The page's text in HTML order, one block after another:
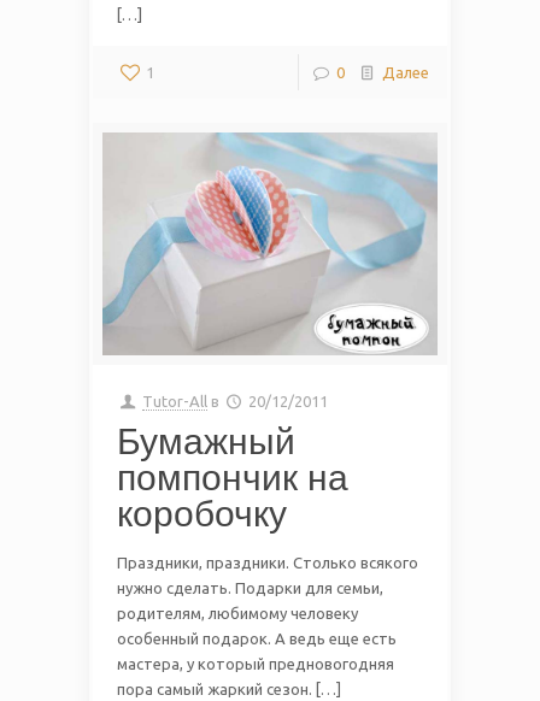
[…]
1 0 Далее
Tutor-All в 20/12/2011
Бумажный
помпончик на
коробочку
Праздники, праздники. Столько всякого
нужно сделать. Подарки для семьи,
родителям, любимому человеку
особенный подарок. А ведь еще есть
мастера, у который предновогодняя
пора самый жаркий сезон. […]